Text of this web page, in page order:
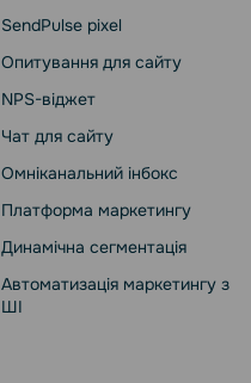
SendPulse pixel
Опитування для сайту
NPS-віджет
Чат для сайту
Омніканальний інбокс
Платформа маркетингу
Динамічна сегментація
Автоматизація маркетингу з
ШІ